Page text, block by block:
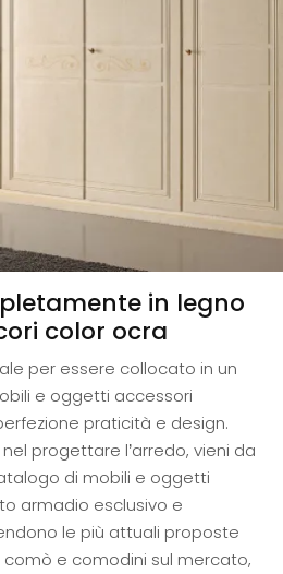
in legno
color ocra
per essere collocato in un
e oggetti accessori
praticità e design.
progettare l’arredo, vieni da
di mobili e oggetti
armadio esclusivo e
le più attuali proposte
e comodini sul mercato,